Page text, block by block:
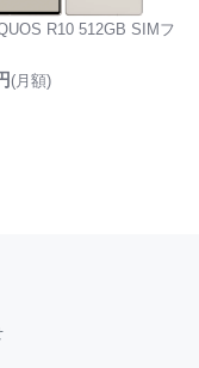
R10 512GB SIMフ
(月額)